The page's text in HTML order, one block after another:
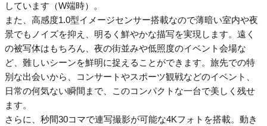
しています（W端時）。
また、高感度1.0型イメージセンサー搭載なので薄暗い室内や夜
景でもノイズを抑え、明るく鮮やかな描写を実現します。遠く
の被写体はもちろん、夜の街並みや低照度のイベント会場な
ど、難しいシーンを鮮明に捉えることができます。旅先での特
別な出会いから、コンサートやスポーツ観戦などのイベント、
日常の何気ない瞬間まで、このコンパクトな一台で美しく残せ
ます。
さらに、秒間30コマで連写撮影が可能な4Kフォトを搭載。動き